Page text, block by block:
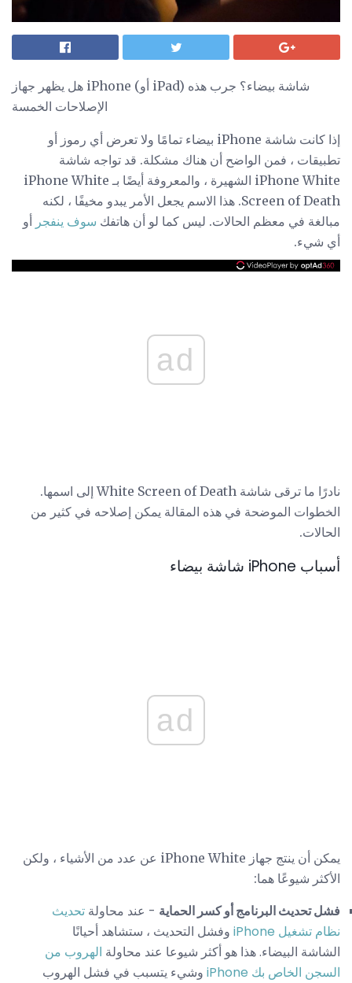
هل يظهر جهاز iPhone (أو iPad) شاشة بيضاء؟ جرب هذه
الإصلاحات الخمسة
إذا كانت شاشة iPhone بيضاء تمامًا ولا تعرض أي رموز أو
تطبيقات ، فمن الواضح أن هناك مشكلة. قد تواجه شاشة
iPhone White الشهيرة ، والمعروفة أيضًا بـ iPhone White
Screen of Death. هذا الاسم يجعل الأمر يبدو مخيفًا ، لكنه
مبالغة في معظم الحالات. ليس كما لو أن هاتفك سوف ينفجر أو
أي شيء.
ad
نادرًا ما ترقى شاشة White Screen of Death إلى اسمها.
الخطوات الموضحة في هذه المقالة يمكن إصلاحه في كثير من
الحالات.
أسباب iPhone شاشة بيضاء
ad
يمكن أن ينتج جهاز iPhone White عن عدد من الأشياء ، ولكن
الأكثر شيوعًا هما:
فشل تحديث البرنامج أو كسر الحماية - عند محاولة تحديث
نظام تشغيل iPhone
وفشل التحديث ، ستشاهد أحيانًا
الشاشة البيضاء. هذا هو أكثر شيوعا عند محاولة الهروب من
السجن الخاص بك iPhone
وشيء يتسبب في فشل الهروب